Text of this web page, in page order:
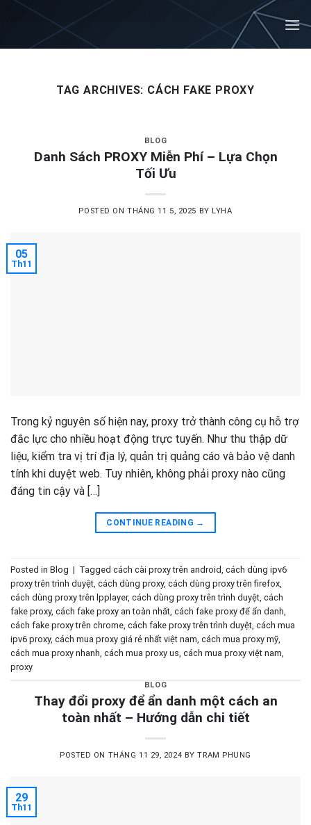
Skip
content
TAG ARCHIVES: CÁCH FAKE PROXY
BLOG
Danh Sách PROXY Miễn Phí – Lựa Chọn
Tối Ưu
POSTED ONTHÁNG 11 5, 2025 BY LYHA
05
Th11
Trong kỷ nguyên số hiện nay, proxy trở thành công cụ hỗ trợ
đắc lực cho nhiều hoạt động trực tuyến. Như thu thập dữ
liệu, kiểm tra vị trí địa lý, quản trị quảng cáo và bảo vệ danh
tính khi duyệt web. Tuy nhiên, không phải proxy nào cũng
đáng tin cậy và […]
CONTINUE READING →
Posted in Blog | Tagged cách cài proxy trên android, cách dùng ipv6
proxy trên trình duyệt, cách dùng proxy, cách dùng proxy trên firefox,
cách dùng proxy trên lpplayer, cách dùng proxy trên trình duyệt, cách
fake proxy, cách fake proxy an toàn nhất, cách fake proxy để ẩn danh,
cách fake proxy trên chrome, cách fake proxy trên trình duyệt, cách mua
ipv6 proxy, cách mua proxy giá rẻ nhất việt nam, cách mua proxy mỹ,
cách mua proxy nhanh, cách mua proxy us, cách mua proxy việt nam,
proxy
BLOG
Thay đổi proxy để ẩn danh một cách an
toàn nhất – Hướng dẫn chi tiết
POSTED ON THÁNG 11 29, 2024 BYTRAM PHUNG
29
Th11